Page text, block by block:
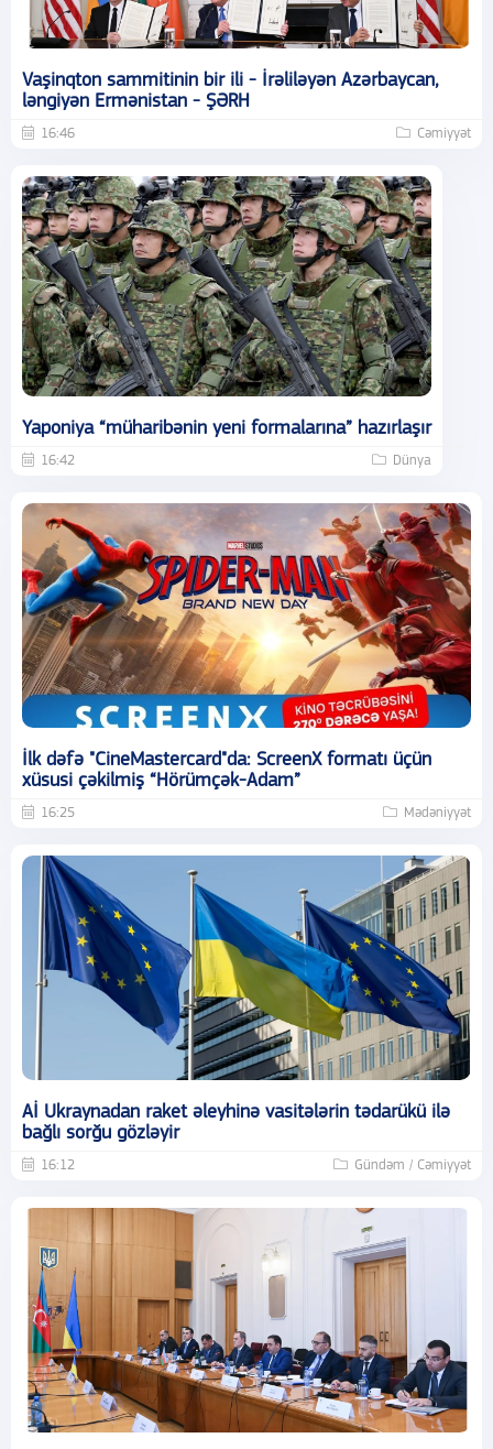
Vaşinqton sammitinin bir ili - İrəliləyən Azərbaycan,
ləngiyən Ermənistan - ŞƏRH
16:46 Cəmiyyət
Yaponiya “müharibənin yeni formalarına” hazırlaşır
16:42 Dünya
İlk dəfə "CineMastercard"da: ScreenX formatı üçün
xüsusi çəkilmiş “Hörümçək-Adam”
16:25 Mədəniyyət
Aİ Ukraynadan raket əleyhinə vasitələrin tədarükü ilə
bağlı sorğu gözləyir
16:12 Gündəm / Cəmiyyət